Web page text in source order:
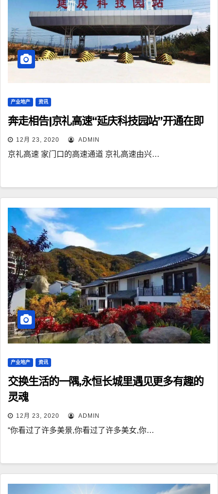
产业地产 资讯
奔走相告|京礼高速“延庆科技园站”开通在即
12月 23, 2020 ADMIN
京礼高速 家门口的高速通道 京礼高速由兴…
产业地产 资讯
交换生活的一隅,永恒长城里遇见更多有趣的
灵魂
12月 23, 2020 ADMIN
“你看过了许多美景,你看过了许多美女,你…